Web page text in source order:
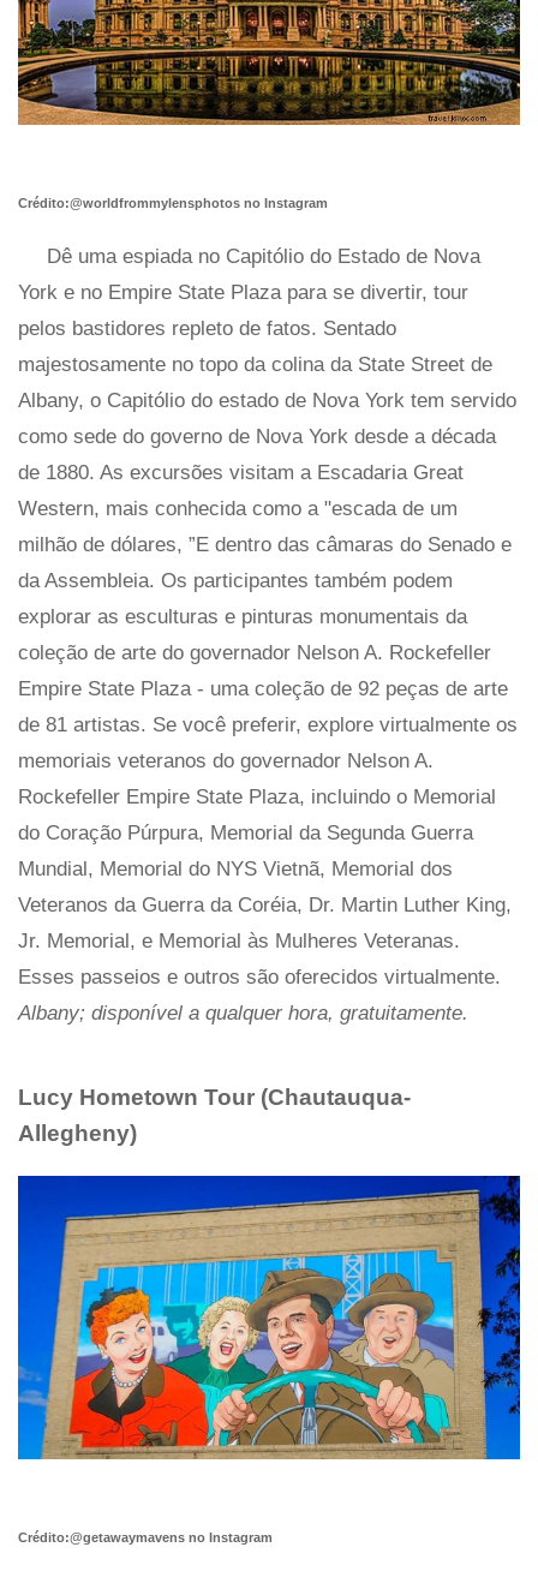
Crédito:@worldfrommylensphotos no Instagram
Dê uma espiada no Capitólio do Estado de Nova
York e no Empire State Plaza para se divertir, tour
pelos bastidores repleto de fatos. Sentado
majestosamente no topo da colina da State Street de
Albany, o Capitólio do estado de Nova York tem servido
como sede do governo de Nova York desde a década
de 1880. As excursões visitam a Escadaria Great
Western, mais conhecida como a "escada de um
milhão de dólares, ”E dentro das câmaras do Senado e
da Assembleia. Os participantes também podem
explorar as esculturas e pinturas monumentais da
coleção de arte do governador Nelson A. Rockefeller
Empire State Plaza - uma coleção de 92 peças de arte
de 81 artistas. Se você preferir, explore virtualmente os
memoriais veteranos do governador Nelson A.
Rockefeller Empire State Plaza, incluindo o Memorial
do Coração Púrpura, Memorial da Segunda Guerra
Mundial, Memorial do NYS Vietnã, Memorial dos
Veteranos da Guerra da Coréia, Dr. Martin Luther King,
Jr. Memorial, e Memorial às Mulheres Veteranas.
Esses passeios e outros são oferecidos virtualmente.
Albany; disponível a qualquer hora, gratuitamente.
Lucy Hometown Tour (Chautauqua-
Allegheny)
Crédito:@getawaymavens no Instagram